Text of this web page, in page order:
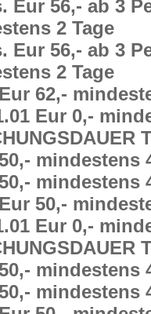
Eur 56,- ab 3
2 Tage
Eur 56,- ab 3
2 Tage
62,-
Eur 0,-
mindestens
mindestens
50,-
Eur 0,-
mindestens
mindestens